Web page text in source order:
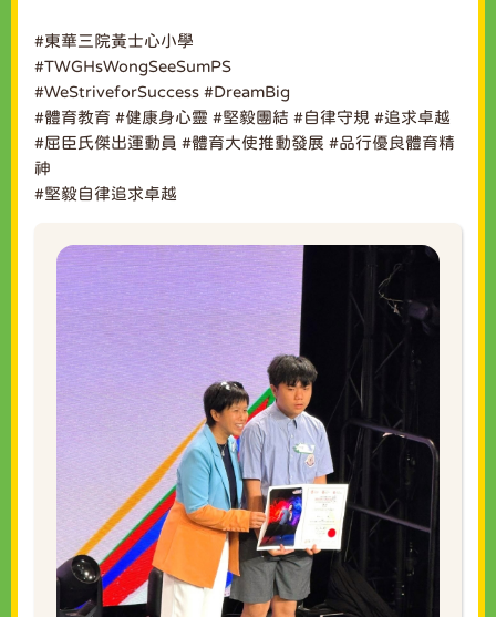
#東華三院黃士心小學
#TWGHsWongSeeSumPS
#WeStriveforSuccess #DreamBig
#體育教育 #健康身心靈 #堅毅團結 #自律守規 #追求卓越
#屈臣氏傑出運動員 #體育大使推動發展 #品行優良體育精
神
#堅毅自律追求卓越